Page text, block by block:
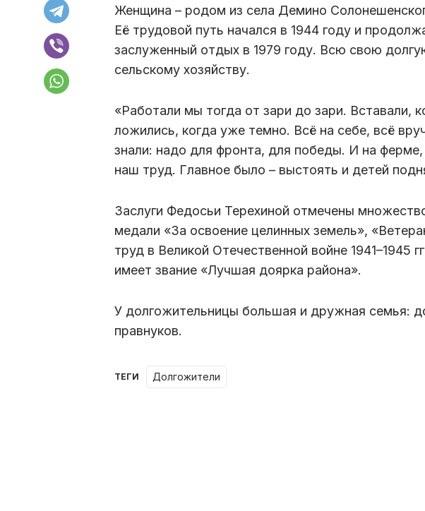
Женщина – родом из села Демино
Её трудовой путь начался в 1944 году и
заслуженный отдых в 1979 году. Всю свою
сельскому хозяйству.
«Работали мы тогда от зари до зари. Вставали,
ложились, когда уже темно. Всё на себе, всё
знали: надо для фронта, для победы. И на
наш труд. Главное было – выстоять и детей
Заслуги Федосьи Терехиной отмечены
медали «За освоение целинных земель»,
труд в Великой Отечественной войне 1941–1945
имеет звание «Лучшая доярка района».
У долгожительницы большая и дружная семья:
правнуков.
ТЕГИ долгожители